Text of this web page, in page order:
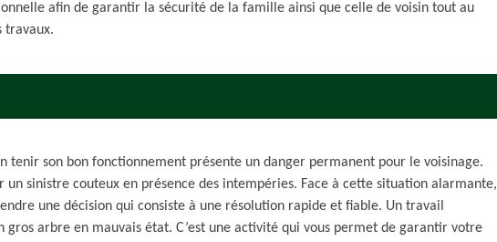
afin de garantir la sécurité de la famille ainsi que celle de voisin tout au
travaux.
tenir son bon fonctionnement présente un danger permanent pour le voisinage.
un sinistre couteux en présence des intempéries. Face à cette situation alarmante,
une décision qui consiste à une résolution rapide et fiable. Un travail
gros arbre en mauvais état. C’est une activité qui vous permet de garantir votre